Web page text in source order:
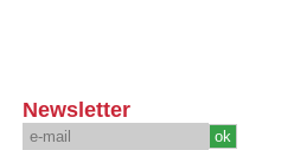
Newsletter